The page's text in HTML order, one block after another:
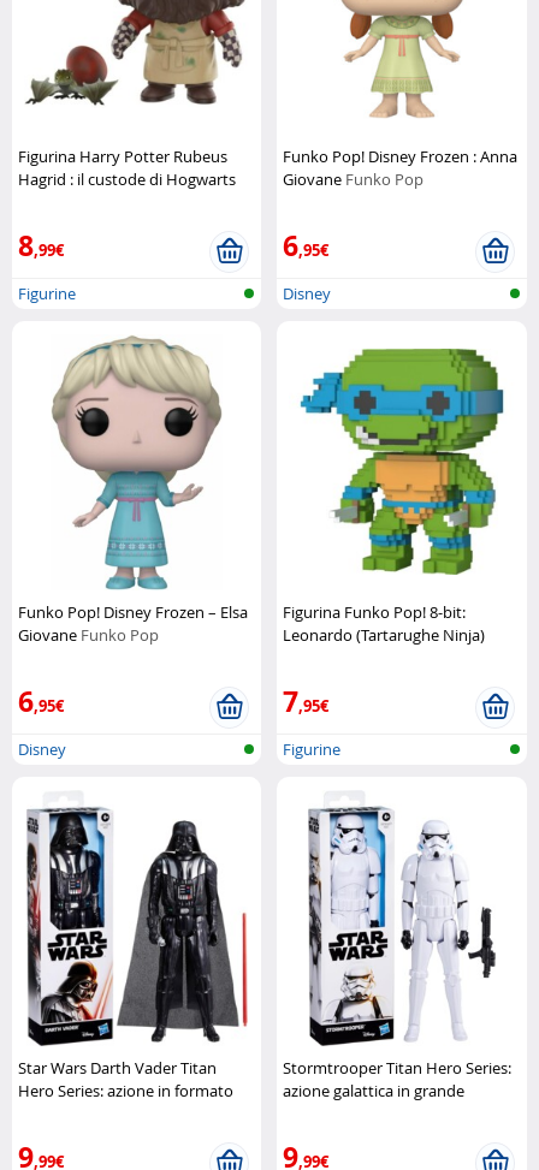
Figurina Harry Potter Rubeus
Hagrid : il custode di Hogwarts
8,99€
Figurine
Funko Pop! Disney Frozen : Anna
Giovane Funko Pop
6,95€
Disney
Funko Pop! Disney Frozen – Elsa
Giovane Funko Pop
6,95€
Disney
Figurina Funko Pop! 8-bit:
Leonardo (Tartarughe Ninja)
7,95€
Figurine
Star Wars Darth Vader Titan
Hero Series: azione in formato
9,99€
Stormtrooper Titan Hero Series:
azione galattica in grande
9,99€